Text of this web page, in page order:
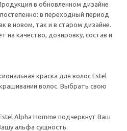
в обновленном дизайне
в переходный период
в новом, так и в старом дизайне.
на качество, дозировку, состав и
краска для волос Estel
волос. Выбрать свою
Alpha Homme подчеркнут Ваш
альфа сущность.